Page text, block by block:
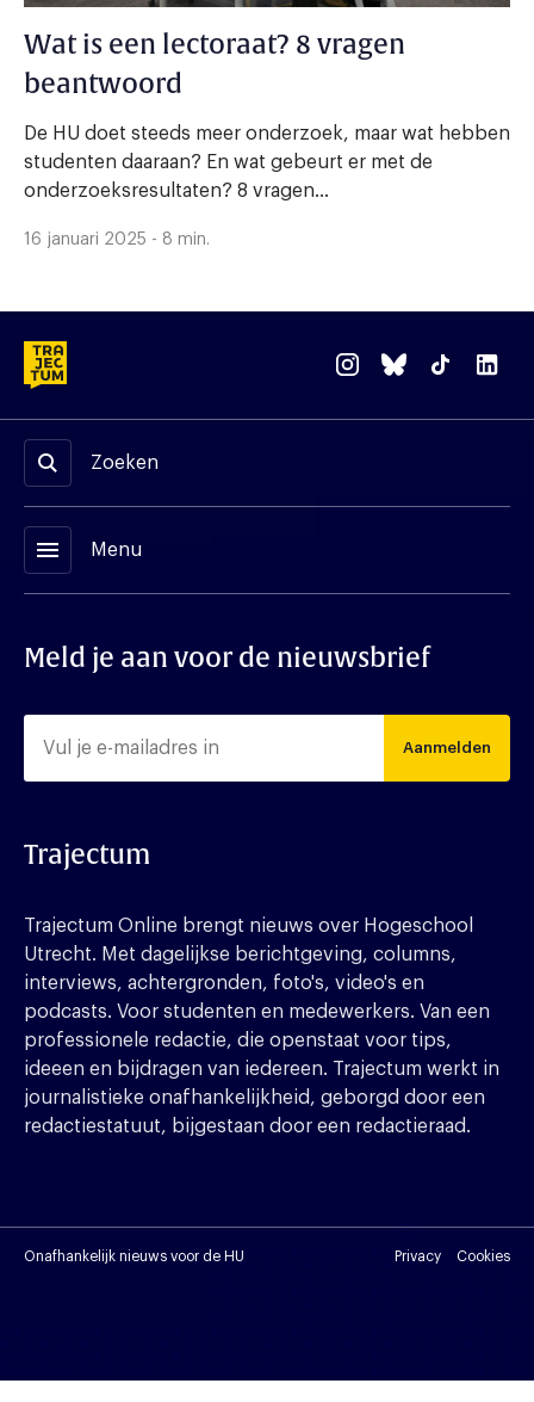
Wat is een lectoraat? 8 vragen
beantwoord
De HU doet steeds meer onderzoek, maar wat hebben
studenten daaraan? En wat gebeurt er met de
onderzoeksresultaten? 8 vragen...
16 januari 2025 - 8 min.
Zoeken
menu Menu
Meld je aan voor de nieuwsbrief
Aanmelden
Trajectum
Trajectum Online brengt nieuws over Hogeschool
Utrecht. Met dagelijkse berichtgeving, columns,
interviews, achtergronden, foto's, video's en
podcasts. Voor studenten en medewerkers. Van een
professionele redactie, die openstaat voor tips,
ideeen en bijdragen van iedereen. Trajectum werkt in
journalistieke onafhankelijkheid, geborgd door een
redactiestatuut, bijgestaan door een redactieraad.
Onafhankelijk nieuws voor de HU Privacy Cookies